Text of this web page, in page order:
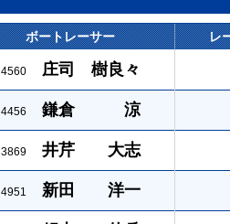
ボートレーサー レ
4560 庄司 樹良々
4456 鎌倉 涼
3869 井芹 大志
4951 新田 洋一